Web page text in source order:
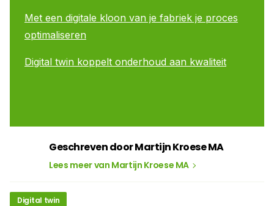
Met een digitale kloon van je fabriek je proces
optimaliseren
Digital twin koppelt onderhoud aan kwaliteit
Geschreven door Martijn Kroese MA
Lees meer van Martijn Kroese MA
Digital twin